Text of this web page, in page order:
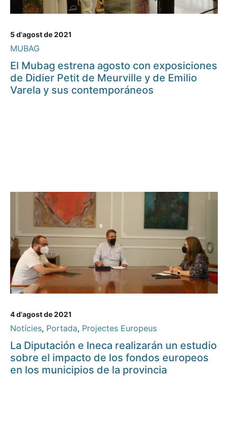
5 d'agost de 2021
MUBAG
El Mubag estrena agosto con exposiciones
de Didier Petit de Meurville y de Emilio
Varela y sus contemporáneos
4 d'agost de 2021
Notícies, Portada, Projectes Europeus
La Diputación e Ineca realizarán un estudio
sobre el impacto de los fondos europeos
en los municipios de la provincia